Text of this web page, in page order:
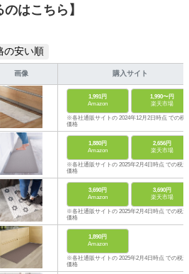
はこちら】
の安い順
画像 購入サイト
1,991円
Amazon
1,990〜円
楽天市場
※各社通販サイトの 2024年12月2日時点 での税
価格
1,880円
Amazon
2,656円
楽天市場
※各社通販サイトの 2025年2月4日時点 での税込
価格
3,690円
Amazon
3,690円
楽天市場
※各社通販サイトの 2025年2月4日時点 での税込
価格
1,890円
Amazon
※各社通販サイトの 2025年2月4日時点 での税込
価格